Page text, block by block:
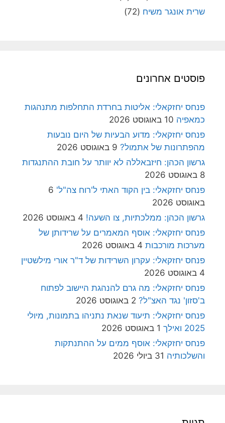
שרית אונגר משיח (72)
פוסטים אחרונים
פנחס יחזקאלי: אליטות בחרדת התחלפות מתנהגות
כמאפיה 10 באוגוסט 2026
פנחס יחזקאלי: מדוע הבעיות של היום נובעות
מהפתרונות של אתמול? 9 באוגוסט 2026
גרשון הכהן: חיזבאללה לא יוותר על חובת ההתנגדות
8 באוגוסט 2026
פנחס יחזקאלי: בין הקוד האתי ל'רוח צה"ל' 6
באוגוסט 2026
גרשון הכהן: ממלכתיות, צו השעה! 4 באוגוסט 2026
פנחס יחזקאלי: אוסף המאמרים על שרידותן של
מערכות מורכבות 4 באוגוסט 2026
פנחס יחזקאלי: עקרון השרידות של ד"ר אורי מילשטיין
4 באוגוסט 2026
פנחס יחזקאלי: מה גרם להנהגת היישוב לפתוח
ב'סזון' נגד האצ"ל? 2 באוגוסט 2026
פנחס יחזקאלי: תיעוד שנאת נתניהו בתמונות, מיולי
2025 ואילך
1 באוגוסט 2026
פנחס יחזקאלי: אוסף ממים על ההתנתקות
והשלכותיה 31 ביולי 2026